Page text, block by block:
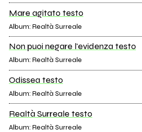
Mare agitato testo
Album: Realtà Surreale
Non puoi negare l'evidenza testo
Album: Realtà Surreale
Odissea testo
Album: Realtà Surreale
Realtà Surreale testo
Album: Realtà Surreale